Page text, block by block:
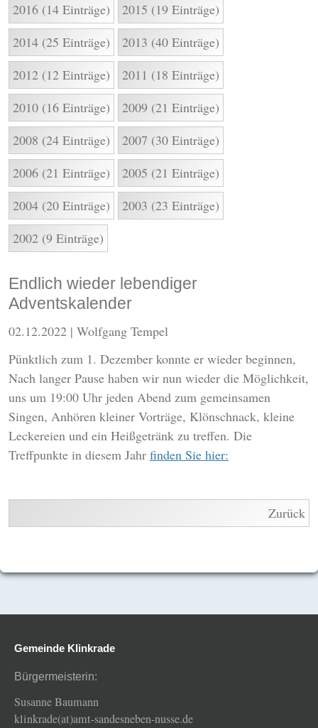
2016 (14 Einträge)
2015 (19 Einträge)
2014 (25 Einträge)
2013 (40 Einträge)
2012 (12 Einträge)
2011 (18 Einträge)
2010 (16 Einträge)
2009 (21 Einträge)
2008 (24 Einträge)
2007 (30 Einträge)
2006 (21 Einträge)
2005 (21 Einträge)
2004 (20 Einträge)
2003 (23 Einträge)
2002 (9 Einträge)
Endlich wieder lebendiger
Adventskalender
02.12.2022 | Wolfgang Tempel
Pünktlich zum 1. Dezember konnte er wieder beginnen,
Nach langer Pause haben wir nun wieder die Möglichkeit,
uns um 19:00 Uhr jeden Abend zum gemeinsamen
Singen, Anhören kleiner Vorträge, Klönschnack, kleine
Leckereien und ein Heißgetränk zu treffen. Die
Treffpunkte in diesem Jahr finden Sie hier:
Zurück
Gemeinde Klinkrade
Bürgermeisterin:
Susanne Baumann
klinkrade(at)amt-sandesneben-nusse.de